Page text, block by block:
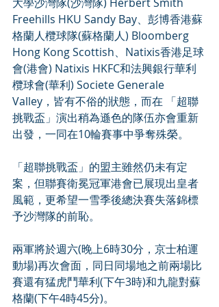
Freehills HKU Sandy Bay、彭博香港蘇
格蘭人欖球隊(蘇格蘭人) Bloomberg
Hong Kong Scottish、Natixis香港足球
會(港會) Natixis HKFC和法興銀行華利
欖球會(華利) Societe Generale
Valley，皆有不俗的狀態，而在 「超聯
挑戰盃」演出稍為遜色的隊伍亦會重新
出發，一同在10輪賽事中爭奪殊榮。
「超聯挑戰盃」的盟主雖然仍未有定
案，但聯賽衛冕冠軍港會已展現出皇者
風範，更希望一雪季後總決賽失落錦標
予沙灣隊的前恥。
兩軍將於週六(晚上6時30分，京士柏運
動場)再次會面，同日同場地之前兩場比
賽還有猛虎鬥華利(下午3時)和九龍對蘇
格蘭(下午4時45分)。